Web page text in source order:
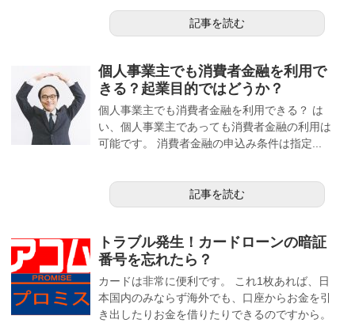
記事を読む
個人事業主でも消費者金融を利用で
きる？起業目的ではどうか？
個人事業主でも消費者金融を利用できる？ は
い、個人事業主であっても消費者金融の利用は
可能です。 消費者金融の申込み条件は指定...
記事を読む
トラブル発生！カードローンの暗証
番号を忘れたら？
カードは非常に便利です。 これ1枚あれば、日
本国内のみならず海外でも、口座からお金を引
き出したりお金を借りたりできるのですから。